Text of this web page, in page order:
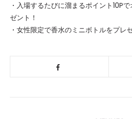
・入場するたびに溜まるポイント10P
ゼント！
・女性限定で香水のミニボトルをプレ